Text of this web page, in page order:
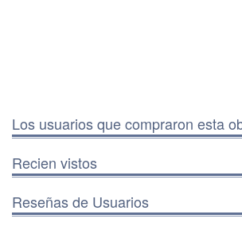
Los usuarios que compraron esta
Recien vistos
Reseñas de Usuarios